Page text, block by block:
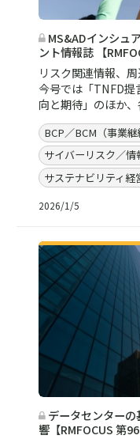
MS&ADインシュ
ント情報誌 【
リスク関連情報、
今号では「TNFD提
向と期待」のほか
BCP／BCM（事業継
サイバーリスク／情
サステナビリティ経
2026/1/5
データセンターの
響【RMFOCUS 第96